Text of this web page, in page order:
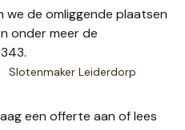
we de omliggende plaatsen
onder meer de
.
Slotenmaker Leiderdorp
een offerte aan of lees